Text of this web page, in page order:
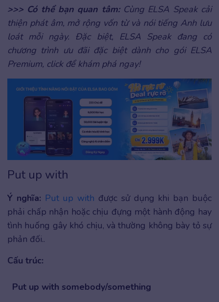
>>> Có thể bạn quan tâm:Cùng ELSA Speak cải
thiện phát âm, mở rộng vốn từ và nói tiếng Anh lưu
loát mỗi ngày. Đặc biệt, ELSA Speak đang có
chương trình ưu đãi đặc biệt dành cho gói ELSA
Premium, click để khám phá ngay!
Put up with
Ý nghĩa: Put up with được sử dụng khi bạn buộc
phải chấp nhận hoặc chịu đựng một hành động hay
tình huống gây khó chịu, và thường không bày tỏ sự
phản đối..
Cấu trúc:
Put up with somebody/something